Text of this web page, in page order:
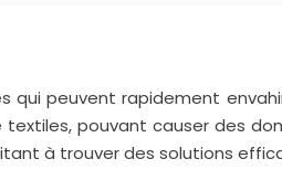
qui peuvent rapidement
pouvant causer des
à trouver des solutions